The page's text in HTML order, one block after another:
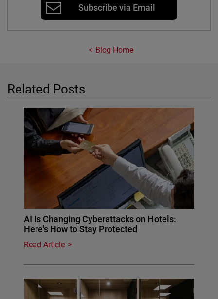
Subscribe via Email
Blog Home
Related Posts
AI Is Changing Cyberattacks on Hotels:
Here's How to Stay Protected
Read Article